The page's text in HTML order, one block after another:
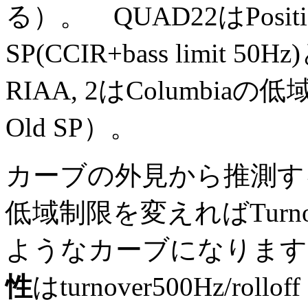
る）。 QUAD22は
SP(CCIR+bass limit
RIAA, 2はColumbiaの低
Old SP）。
カーブの外見から推測
低域制限を変えれば
ようなカーブになりま
性はturnover500Hz/